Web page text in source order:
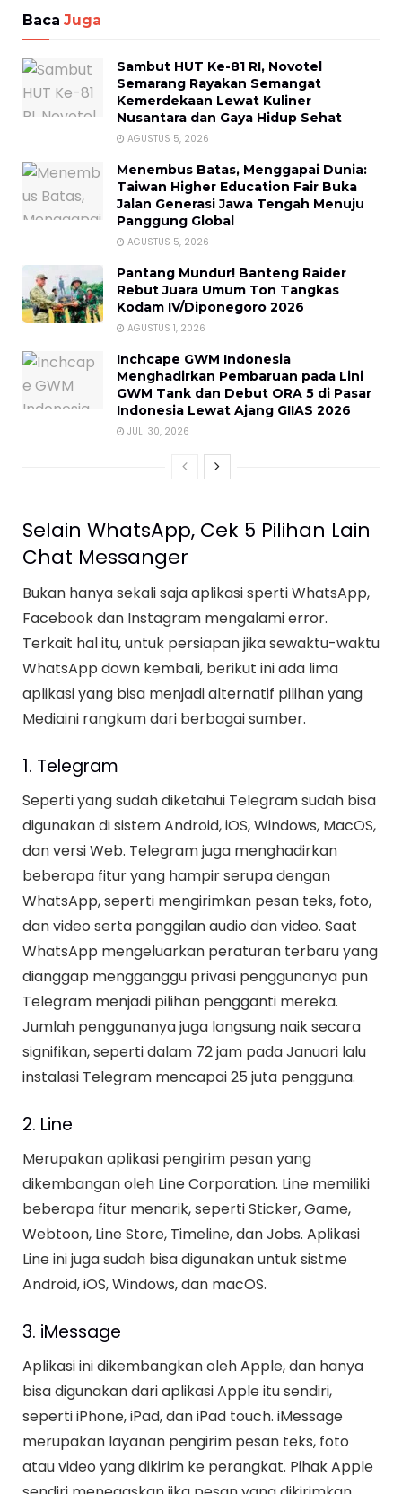
Baca Juga
Sambut HUT Ke-81 RI, Novotel
Semarang Rayakan Semangat
Kemerdekaan Lewat Kuliner
Nusantara dan Gaya Hidup Sehat
AGUSTUS 5, 2026
Menembus Batas, Menggapai Dunia:
Taiwan Higher Education Fair Buka
Jalan Generasi Jawa Tengah Menuju
Panggung Global
AGUSTUS 5, 2026
Pantang Mundur! Banteng Raider
Rebut Juara Umum Ton Tangkas
Kodam IV/Diponegoro 2026
AGUSTUS 1, 2026
Inchcape GWM Indonesia
Menghadirkan Pembaruan pada Lini
GWM Tank dan Debut ORA 5 di Pasar
Indonesia Lewat Ajang GIIAS 2026
JULI 30, 2026
Selain WhatsApp, Cek 5 Pilihan Lain
Chat Messanger
Bukan hanya sekali saja aplikasi sperti WhatsApp,
Facebook dan Instagram mengalami error.
Terkait hal itu, untuk persiapan jika sewaktu-waktu
WhatsApp down kembali, berikut ini ada lima
aplikasi yang bisa menjadi alternatif pilihan yang
Mediaini rangkum dari berbagai sumber.
1. Telegram
Seperti yang sudah diketahui Telegram sudah bisa
digunakan di sistem Android, iOS, Windows, MacOS,
dan versi Web. Telegram juga menghadirkan
beberapa fitur yang hampir serupa dengan
WhatsApp, seperti mengirimkan pesan teks, foto,
dan video serta panggilan audio dan video. Saat
WhatsApp mengeluarkan peraturan terbaru yang
dianggap mengganggu privasi penggunanya pun
Telegram menjadi pilihan pengganti mereka.
Jumlah penggunanya juga langsung naik secara
signifikan, seperti dalam 72 jam pada Januari lalu
instalasi Telegram mencapai 25 juta pengguna.
2. Line
Merupakan aplikasi pengirim pesan yang
dikembangan oleh Line Corporation. Line memiliki
beberapa fitur menarik, seperti Sticker, Game,
Webtoon, Line Store, Timeline, dan Jobs. Aplikasi
Line ini juga sudah bisa digunakan untuk sistme
Android, iOS, Windows, dan macOS.
3. iMessage
Aplikasi ini dikembangkan oleh Apple, dan hanya
bisa digunakan dari aplikasi Apple itu sendiri,
seperti iPhone, iPad, dan iPad touch. iMessage
merupakan layanan pengirim pesan teks, foto
atau video yang dikirim ke perangkat. Pihak Apple